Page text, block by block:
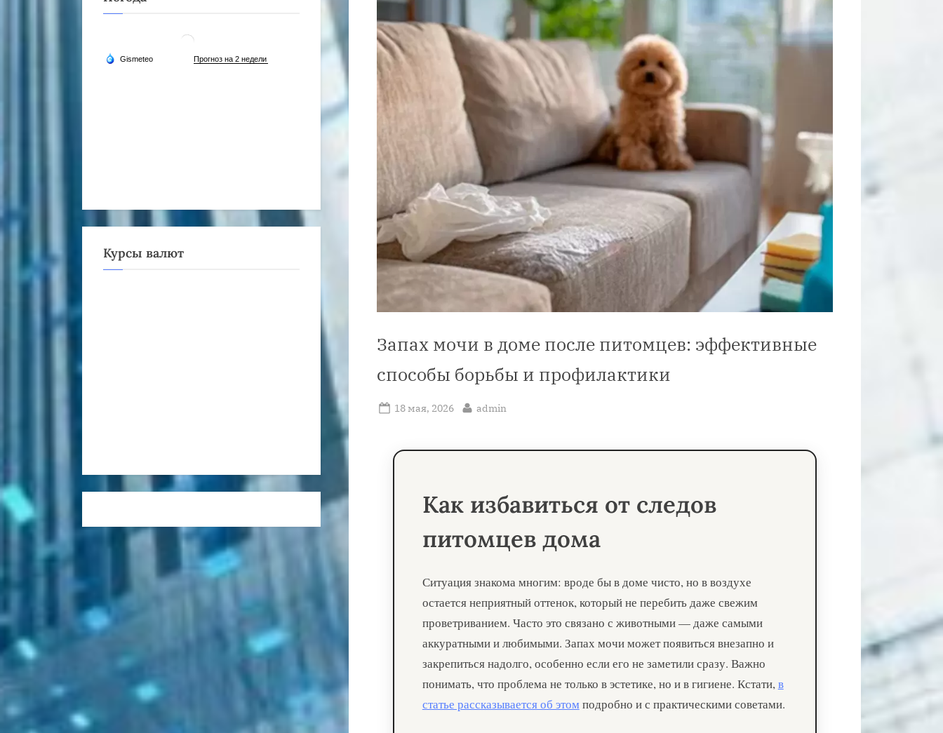
Запах мочи в доме после питомцев: эффективные
способы борьбы и профилактики
Posted
18 мая, 2026 By
admin
Как избавиться от следов
питомцев дома
Ситуация знакома многим: вроде бы в доме чисто, но в воздухе
остается неприятный оттенок, который не перебить даже свежим
проветриванием. Часто это связано с животными — даже самыми
аккуратными и любимыми. Запах мочи может появиться внезапно и
закрепиться надолго, особенно если его не заметили сразу. Важно
понимать, что проблема не только в эстетике, но и в гигиене. Кстати,в
статье рассказывается об этомподробно и с практическими советами.
Курсы валют